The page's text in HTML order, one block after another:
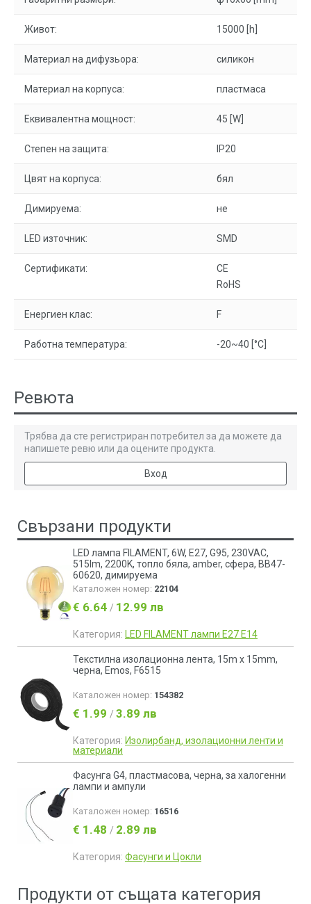
Живот: 15000 [h]
Материал на дифузьора: силикон
Материал на корпуса: пластмаса
Еквивалентна мощност: 45 [W]
Степен на защита: IP20
Цвят на корпуса: бял
Димируема: не
LED източник: SMD
Сертификати:
CE
RoHS
Енергиен клас: F
Работна температура: -20~40 [°C]
Ревюта
Трябва да сте регистриран потребител за да можете да
напишете ревю или да оцените продукта.
Вход
Свързани продукти
LED лампа FILAMENT, 6W, E27, G95, 230VAC,
515lm, 2200K, топло бяла, amber, сфера, BB47-
60620, димируема
Каталожен номер: 22104
€ 6.64 / 12.99 лв
Категория: LED FILAMENT лампи Е27 Е14
Текстилна изолационна лента, 15m x 15mm,
черна, Emos, F6515
Каталожен номер: 154382
€ 1.99 / 3.89 лв
Категория: Изолирбанд, изолационни ленти и
материали
Фасунга G4, пластмасова, черна, за халогенни
лампи и ампули
Каталожен номер: 16516
€ 1.48 / 2.89 лв
Категория: Фасунги и Цокли
Продукти от същата категория